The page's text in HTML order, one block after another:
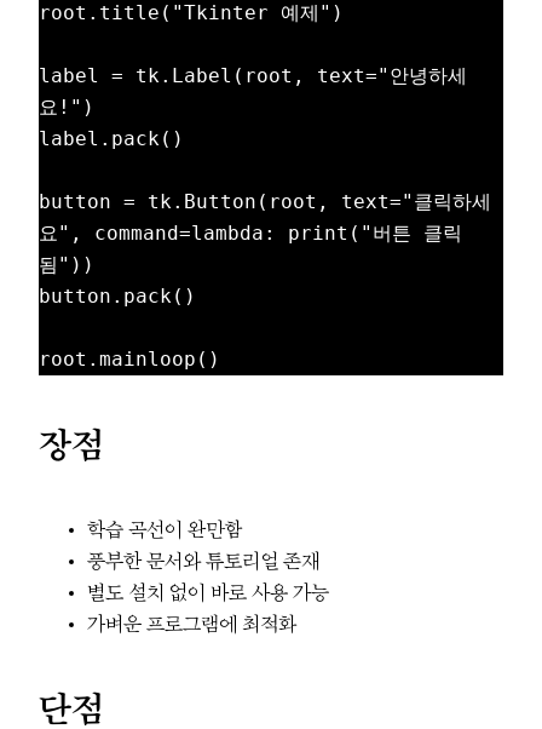
root.title("Tkinter 예제")
label = tk.Label(root, text="안녕하세
요!")
label.pack()
button = tk.Button(root, text="클릭하세
요", command=lambda: print("버튼 클릭
됨"))
button.pack()
장점
학습 곡선이 완만함
풍부한 문서와 튜토리얼 존재
별도 설치 없이 바로 사용 가능
가벼운 프로그램에 최적화
단점